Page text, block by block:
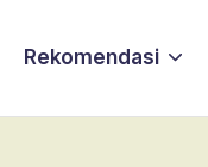
Rekomendasi